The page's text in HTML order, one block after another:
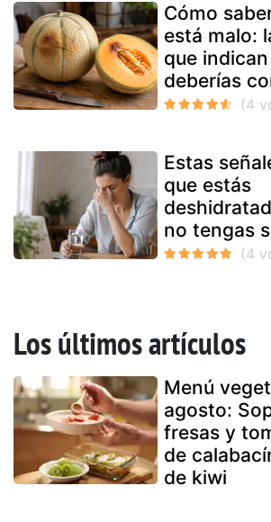
Cómo
está malo:
que
deberías
Estas
que estás
no tengas
Los últimos artículos
Menú
agosto:
fresas y
de
de kiwi